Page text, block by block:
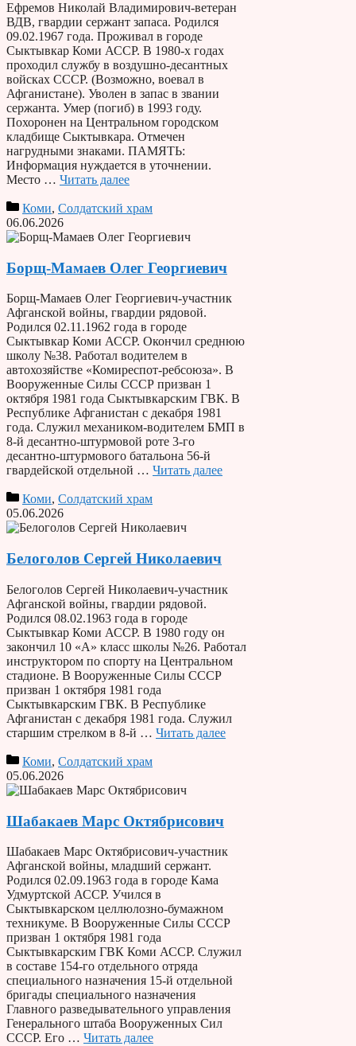
Ефремов Николай Владимирович-ветеран
ВДВ, гвардии сержант запаса. Родился
09.02.1967 года. Проживал в городе
Сыктывкар Коми АССР. В 1980-х годах
проходил службу в воздушно-десантных
войсках СССР. (Возможно, воевал в
Афганистане). Уволен в запас в звании
сержанта. Умер (погиб) в 1993 году.
Похоронен на Центральном городском
кладбище Сыктывкара. Отмечен
нагрудными знаками. ПАМЯТЬ:
Информация нуждается в уточнении.
Место … Читать далее
Коми, Солдатский храм
06.06.2026
Борщ-Мамаев Олег Георгиевич
Борщ-Мамаев Олег Георгиевич-участник
Афганской войны, гвардии рядовой.
Родился 02.11.1962 года в городе
Сыктывкар Коми АССР. Окончил среднюю
школу №38. Работал водителем в
автохозяйстве «Комиреспот-ребсоюза». В
Вооруженные Силы СССР призван 1
октября 1981 года Сыктывкарским ГВК. В
Республике Афганистан с декабря 1981
года. Служил механиком-водителем БМП в
8-й десантно-штурмовой роте 3-го
десантно-штурмового батальона 56-й
гвардейской отдельной … Читать далее
Коми, Солдатский храм
05.06.2026
Белоголов Сергей Николаевич
Белоголов Сергей Николаевич-участник
Афганской войны, гвардии рядовой.
Родился 08.02.1963 года в городе
Сыктывкар Коми АССР. В 1980 году он
закончил 10 «А» класс школы №26. Работал
инструктором по спорту на Центральном
стадионе. В Вооруженные Силы СССР
призван 1 октября 1981 года
Сыктывкарским ГВК. В Республике
Афганистан с декабря 1981 года. Служил
старшим стрелком в 8-й … Читать далее
Коми, Солдатский храм
05.06.2026
Шабакаев Марс Октябрисович
Шабакаев Марс Октябрисович-участник
Афганской войны, младший сержант.
Родился 02.09.1963 года в городе Кама
Удмуртской АССР. Учился в
Сыктывкарском целлюлозно-бумажном
техникуме. В Вооруженные Силы СССР
призван 1 октября 1981 года
Сыктывкарским ГВК Коми АССР. Служил
в составе 154-го отдельного отряда
специального назначения 15-й отдельной
бригады специального назначения
Главного разведывательного управления
Генерального штаба Вооруженных Сил
СССР. Его … Читать далее